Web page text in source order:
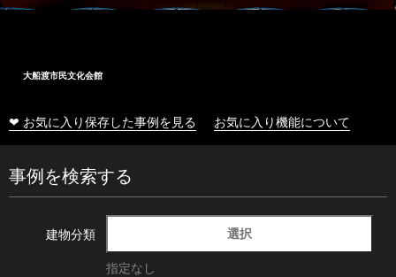
大船渡市民文化会館
❤ お気に入り保存した事例を見る お気に入り機能について
事例を検索する
建物分類 選択
指定なし